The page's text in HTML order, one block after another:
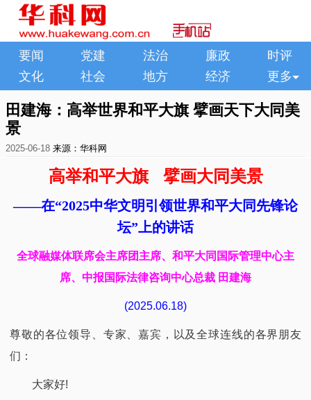
要闻 党建 法治 廉政
时评
文化
社会 地方 经济 更多
田建海：高举世界和平大旗 擘画天下大同美
景
2025-06-18 来源：华科网
高举和平大旗 擘画大同美景
——在“2025中华文明引领世界和平大同先锋论
坛”上的讲话​
全球融媒体联席会主席团主席、和平大同国际管理中心主
席、中报国际法律咨询中心总裁 田建海
(2025.06.18)
尊敬的各位领导、专家、嘉宾，以及全球连线的各界朋友
们：​
大家好!